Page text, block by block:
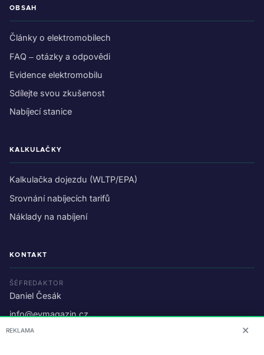
OBSAH
Články o elektromobilech
FAQ – otázky a odpovědi
Evidence elektromobilu
Sdílejte svou zkušenost
Nabíjecí stanice
KALKULAČKY
Kalkulačka dojezdu (WLTP/EPA)
Srovnání nabíjecích tarifů
Náklady na nabíjení
KONTAKT
ŠÉFREDAKTOR
Daniel Česák
info@evmagazin.cz
O nás
REKLAMA ✕